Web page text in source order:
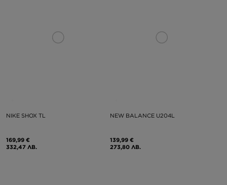
NIKE SHOX TL
169,99 €
332,47 ЛВ.
NEW BALANCE U204L
139,99 €
273,80 ЛВ.